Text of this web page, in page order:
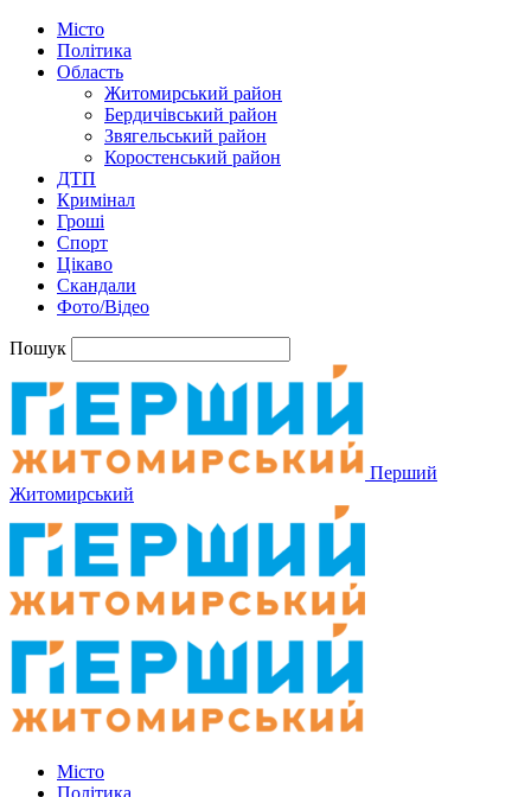
Місто
Політика
Область
Житомирський район
Бердичівський район
Звягельський район
Коростенський район
ДТП
Кримінал
Гроші
Спорт
Цікаво
Скандали
Фото/Відео
Пошук
Перший
Житомирський
Місто
Політика